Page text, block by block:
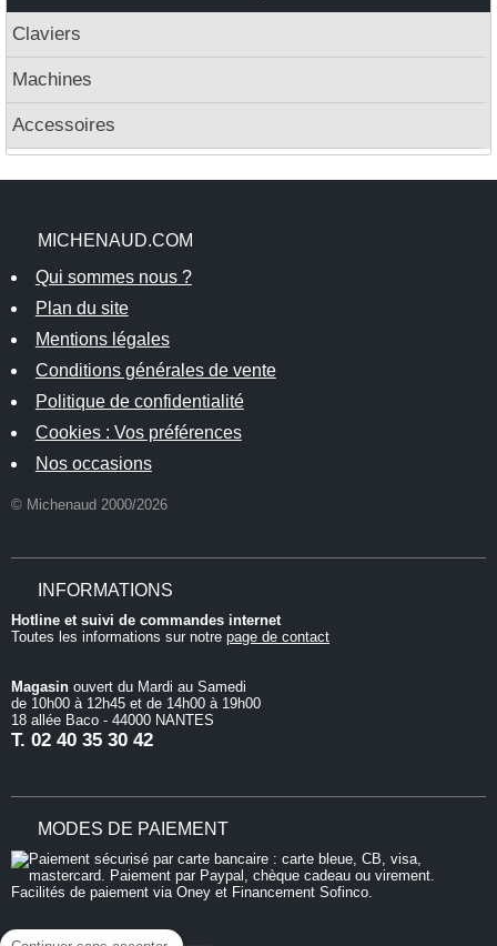
Claviers
Machines
Accessoires
MICHENAUD.COM
Qui sommes nous ?
Plan du site
Mentions légales
Conditions générales de vente
Politique de confidentialité
Cookies : Vos préférences
Nos occasions
© Michenaud 2000/2026
INFORMATIONS
Hotline et suivi de commandes internet
Toutes les informations sur notre page de contact
Magasin ouvert du Mardi au Samedi
de 10h00 à 12h45 et de 14h00 à 19h00
18 allée Baco - 44000 NANTES
T. 02 40 35 30 42
MODES DE PAIEMENT